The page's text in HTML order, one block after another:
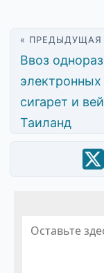
« ПРЕДЫДУЩАЯ
Ввоз
электронных
сигарет и
Таиланд